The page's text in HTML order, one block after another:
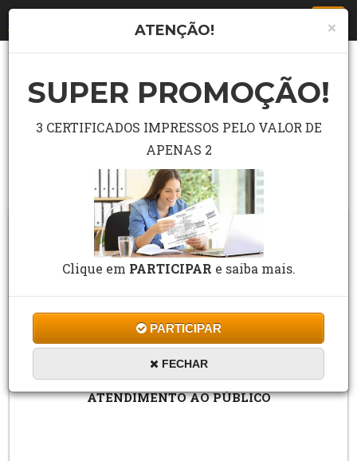
LISTA COMPLETA DE CURSO
Pesquisar curso grátis no campo abaixo.
ATENDIMENTO AO PÚBLICO
×
ATENÇÃO!
SUPER PROMOÇÃO!
3 CERTIFICADOS IMPRESSOS PELO VALOR DE
APENAS 2
Clique em PARTICIPAR e saiba mais.
PARTICIPAR
FECHAR